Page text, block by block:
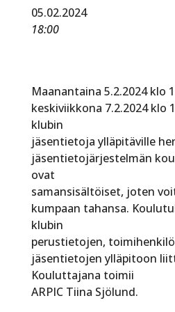
05.02.2024
18:00
Maanantaina 5.2.2024 klo
keskiviikkona 7.2.2024 klo
klubin
jäsentietoja ylläpitäville
jäsentietojärjestelmän
ovat
samansisältöiset, joten
kumpaan tahansa.
klubin
perustietojen,
jäsentietojen ylläpitoon
Kouluttajana toimii
ARPIC Tiina Sjölund.